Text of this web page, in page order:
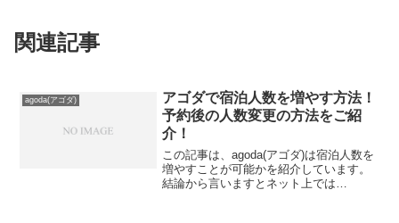
関連記事
agoda(アゴダ)
アゴダで宿泊人数を増やす方法！
予約後の人数変更の方法をご紹
介！
この記事は、agoda(アゴダ)は宿泊人数を
増やすことが可能かを紹介しています。
結論から言いますとネット上では